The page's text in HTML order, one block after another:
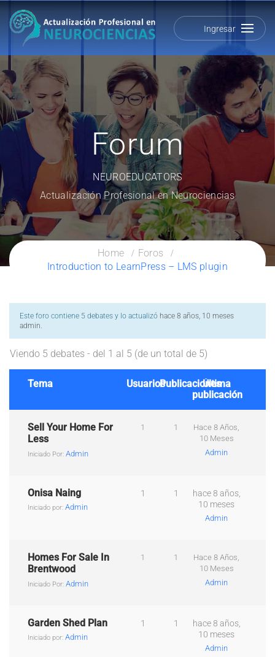
Ingresar
Forum
NEUROEDUCATORS
Actualización Profesional en Neurociencias
Home
Foros
Introduction to LearnPress – LMS plugin
Este foro contiene 5 debates y lo actualizó hace 8 años, 10 meses
admin.
Viendo 5 debates - del 1 al 5 (de un total de 5)
Tema UsuariosPublicaciones
Última
publicación
Sell Your Home For
Less
Iniciado Por: Admin
1 1
Hace 8 Años,
10 Meses
Admin
Onisa Naing
Iniciado por: Admin
1 1
hace 8 años,
10 meses
Admin
Homes For Sale In
Brentwood
Iniciado Por: Admin
1 1
Hace 8 Años,
10 Meses
Admin
Garden Shed Plan
Iniciado por: Admin
1 1
hace 8 años,
10 meses
Admin